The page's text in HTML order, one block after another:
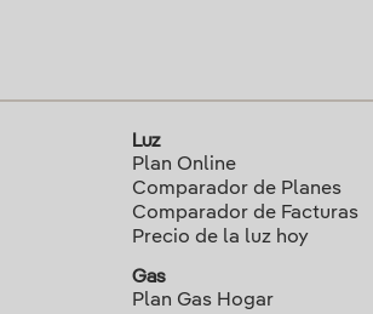
Luz
Plan Online
Comparador de Planes
Comparador de Facturas
Precio de la luz hoy
Gas
Plan Gas Hogar